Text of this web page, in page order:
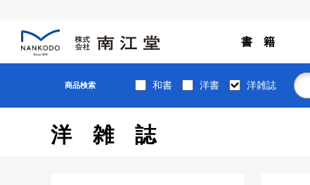
書 籍
商品検索 和書 洋書 洋雑誌
洋雑誌